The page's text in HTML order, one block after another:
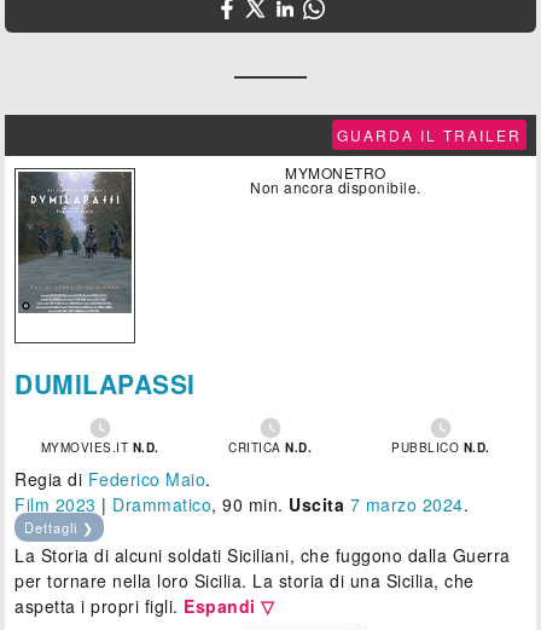
GUARDA IL TRAILER
MYMONETRO
Non ancora disponibile.
DUMILAPASSI

MYMOVIES.IT N.D.

CRITICAN.D.

PUBBLICO N.D.
Regia di Federico Maio.
Film 2023 | Drammatico, 90 min. Uscita 7 marzo 2024.
Dettagli ❯
La Storia di alcuni soldati Siciliani, che fuggono dalla Guerra
per tornare nella loro Sicilia. La storia di una Sicilia, che
aspetta i propri figli. Espandi ▽